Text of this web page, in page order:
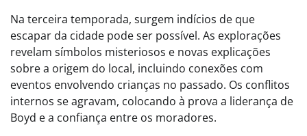
Na terceira temporada, surgem indícios de que
escapar da cidade pode ser possível. As explorações
revelam símbolos misteriosos e novas explicações
sobre a origem do local, incluindo conexões com
eventos envolvendo crianças no passado. Os conflitos
internos se agravam, colocando à prova a liderança de
Boyd e a confiança entre os moradores.